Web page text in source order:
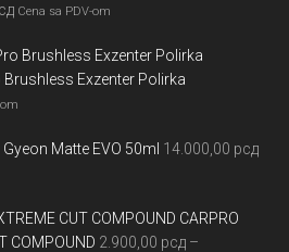
Cena sa PDV-om
Exzenter Polirka
Gyeon Matte EVO 50ml 14.000,00 рсд
CARPRO
COMPOUND 2.900,00 рсд –